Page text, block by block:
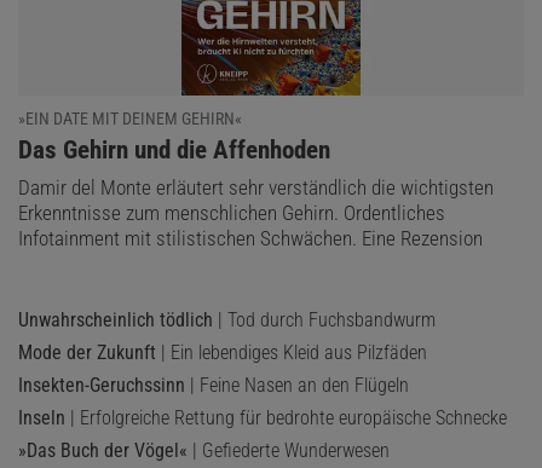
»EIN DATE MIT DEINEM GEHIRN«
:
Das Gehirn und die Affenhoden
Damir del Monte erläutert sehr verständlich die wichtigsten
Erkenntnisse zum menschlichen Gehirn. Ordentliches
Infotainment mit stilistischen Schwächen. Eine Rezension
Unwahrscheinlich tödlich | Tod durch Fuchsbandwurm
Mode der Zukunft | Ein lebendiges Kleid aus Pilzfäden
Insekten-Geruchssinn | Feine Nasen an den Flügeln
Inseln | Erfolgreiche Rettung für bedrohte europäische Schnecke
»Das Buch der Vögel« | Gefiederte Wunderwesen